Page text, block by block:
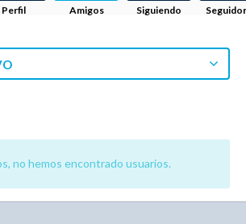
Perfil Amigos Siguiendo
no hemos encontrado usuarios.